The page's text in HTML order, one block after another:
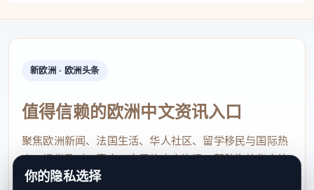
新欧洲 · 欧洲头条
值得信赖的欧洲中文资讯入口
聚焦欧洲新闻、法国生活、华人社区、留学移民与国际热
点，提供及时、真实、实用的中文资讯，帮助海外华人快
速了解欧洲动态。
你的隐私选择